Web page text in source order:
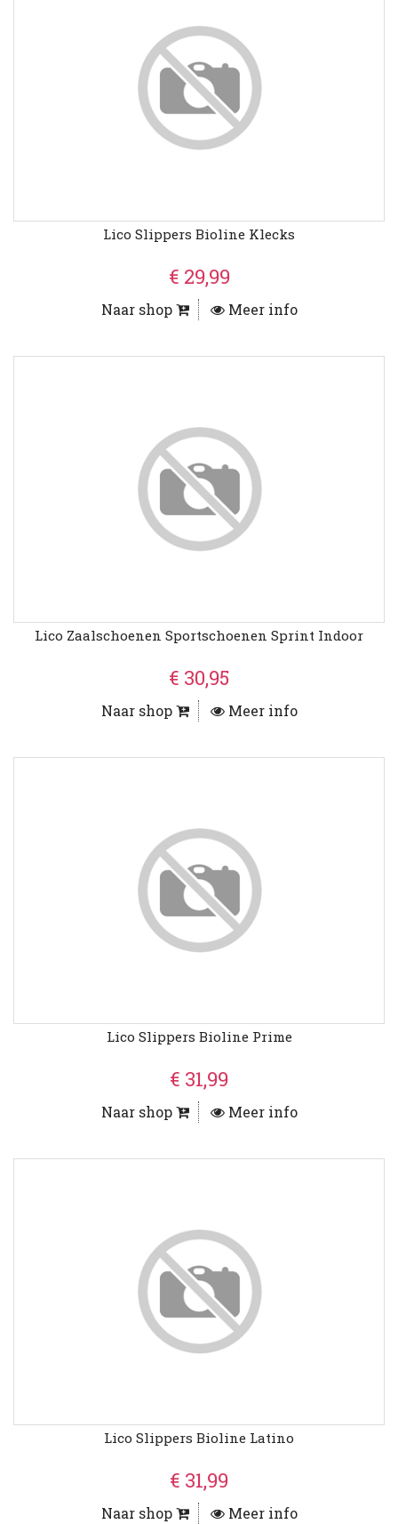
Lico Slippers Bioline Klecks
€ 29,99
Naar shop Meer info
Lico Zaalschoenen Sportschoenen Sprint Indoor
€ 30,95
Naar shop Meer info
Lico Slippers Bioline Prime
€ 31,99
Naar shop Meer info
Lico Slippers Bioline Latino
€ 31,99
Naar shop Meer info